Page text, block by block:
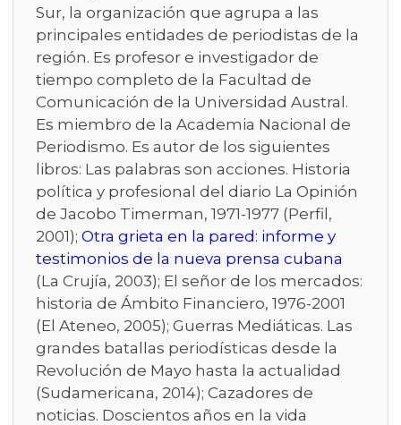
Sur, la organización que agrupa a las
principales entidades de periodistas de la
región. Es profesor e investigador de
tiempo completo de la Facultad de
Comunicación de la Universidad Austral.
Es miembro de la Academia Nacional de
Periodismo. Es autor de los siguientes
libros: Las palabras son acciones. Historia
política y profesional del diario La Opinión
de Jacobo Timerman, 1971-1977 (Perfil,
2001); Otra grieta en la pared: informe y
testimonios de la nueva prensa cubana
(La Crujía, 2003); El señor de los mercados:
historia de Ámbito Financiero, 1976-2001
(El Ateneo, 2005); Guerras Mediáticas. Las
grandes batallas periodísticas desde la
Revolución de Mayo hasta la actualidad
(Sudamericana, 2014); Cazadores de
noticias. Doscientos años en la vida